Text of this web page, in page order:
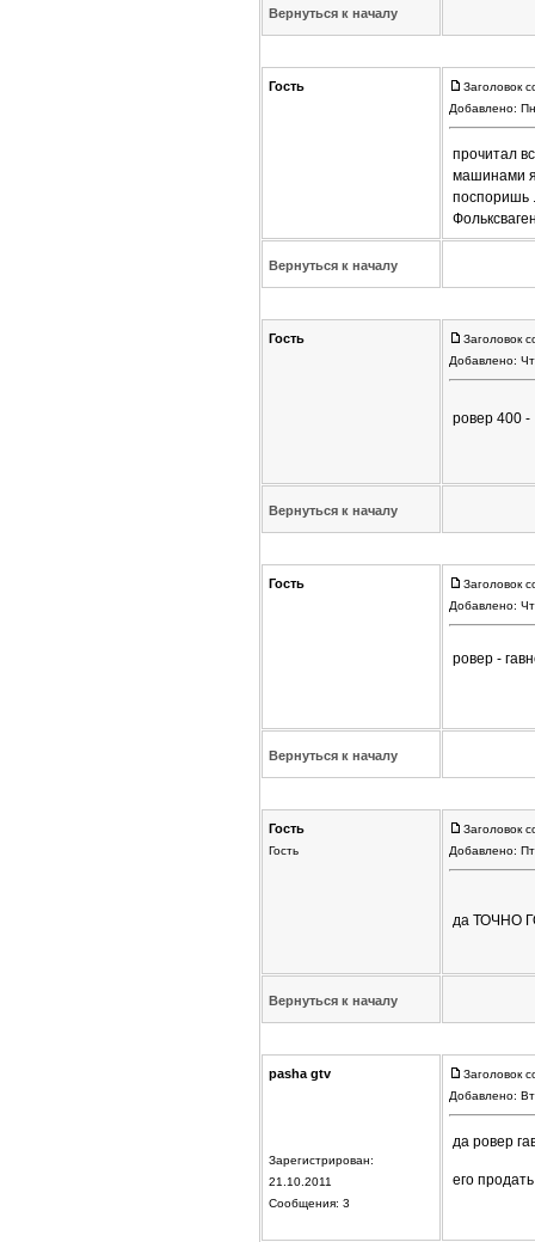
Вернуться к началу
Гость
Заголовок
Добавлено:
прочитал
машинами я
поспоришь
Вернуться к началу
Гость
Заголовок
Добавлено:
ровер 400 -
Вернуться к началу
Гость
Заголовок
Добавлено:
ровер -
Вернуться к началу
Гость
Гость
Заголовок
Добавлено:
да ТОЧНО
Вернуться к началу
pasha gtv
Зарегистрирован:
21.10.2011
Сообщения: 3
Заголовок
Добавлено:
да ровер
его